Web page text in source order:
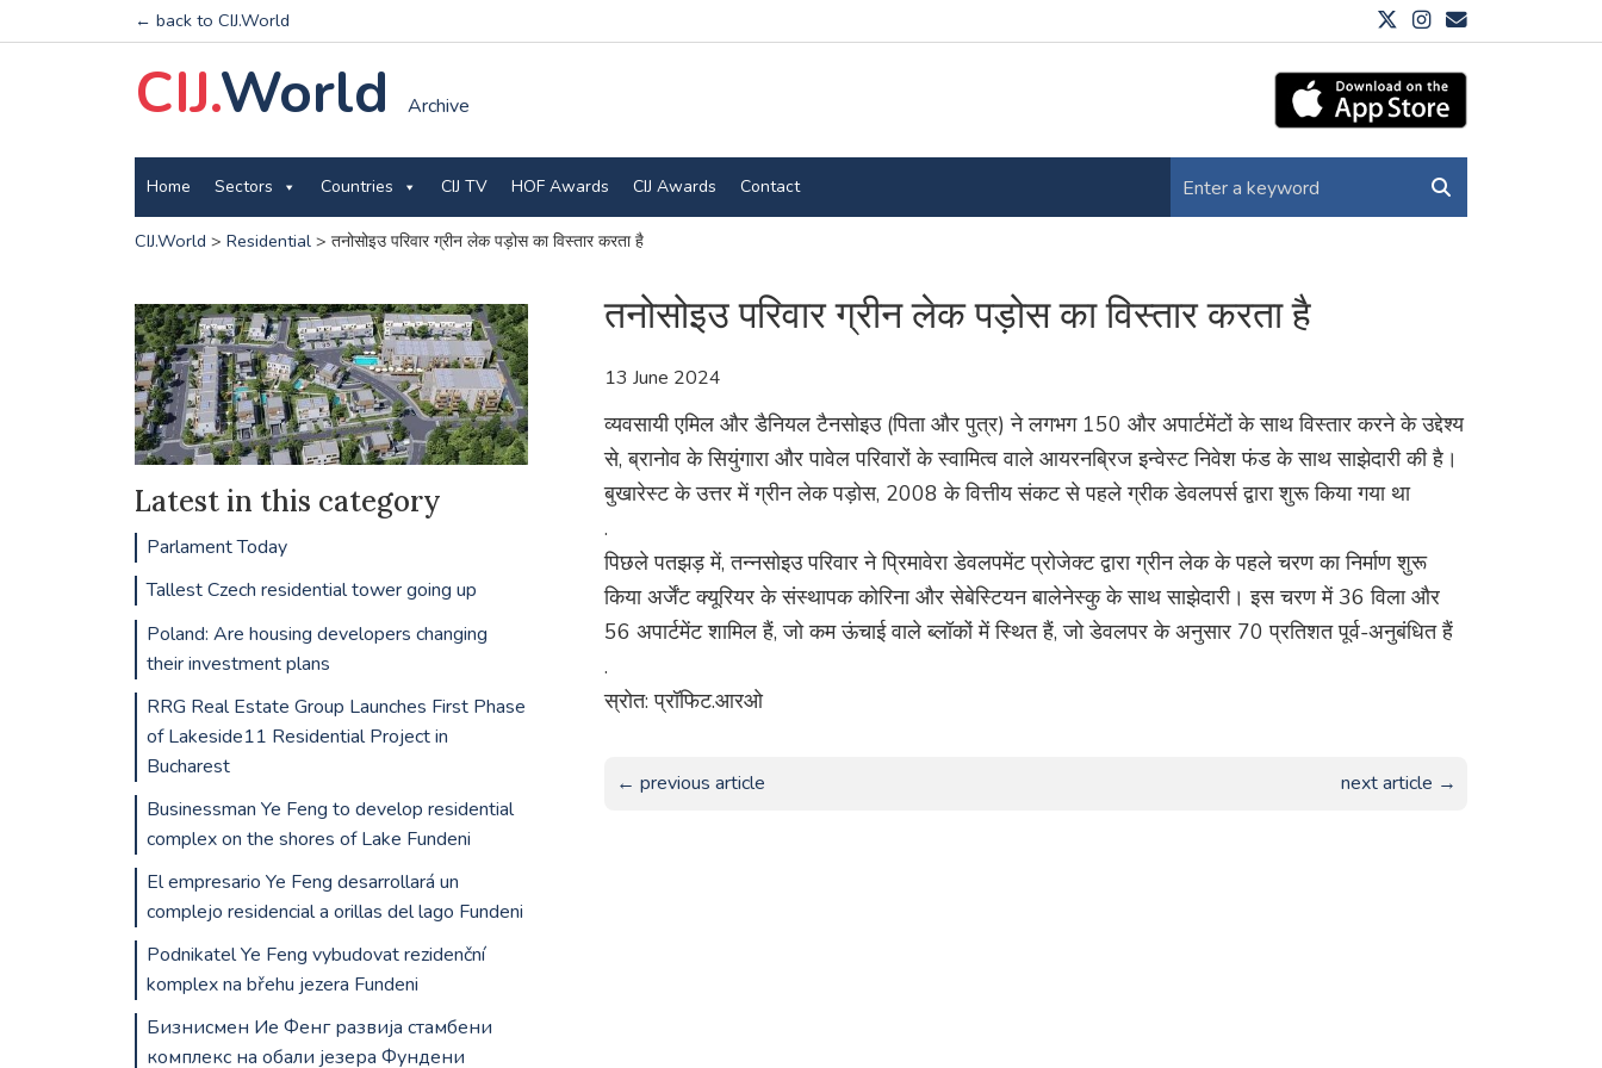
← back to CIJ.World
CIJ.World Archive
Home Sectors Countries CIJ TV HOF Awards CIJ Awards Contact
CIJ.World > Residential> तनोसोइउ परिवार ग्रीन लेक पड़ोस का विस्तार करता है
तनोसोइउ परिवार ग्रीन लेक पड़ोस का विस्तार करता है
13 June 2024
व्यवसायी एमिल और डैनियल टैनसोइउ (पिता और पुत्र) ने लगभग 150 और अपार्टमेंटों के साथ विस्तार करने के उद्देश्य
से, ब्रानोव के सियुंगारा और पावेल परिवारों के स्वामित्व वाले आयरनब्रिज इन्वेस्ट निवेश फंड के साथ साझेदारी की है।
बुखारेस्ट के उत्तर में ग्रीन लेक पड़ोस, 2008 के वित्तीय संकट से पहले ग्रीक डेवलपर्स द्वारा शुरू किया गया था
.
पिछले पतझड़ में, तन्नसोइउ परिवार ने प्रिमावेरा डेवलपमेंट प्रोजेक्ट द्वारा ग्रीन लेक के पहले चरण का निर्माण शुरू
किया अर्जेंट क्यूरियर के संस्थापक कोरिना और सेबेस्टियन बालेनेस्कु के साथ साझेदारी। इस चरण में 36 विला और
56 अपार्टमेंट शामिल हैं, जो कम ऊंचाई वाले ब्लॉकों में स्थित हैं, जो डेवलपर के अनुसार 70 प्रतिशत पूर्व-अनुबंधित हैं
.
स्रोत: प्रॉफिट.आरओ
← previous article next article →
Latest in this category
Parlament Today
Tallest Czech residential tower going up
Poland: Are housing developers changing
their investment plans
RRG Real Estate Group Launches First Phase
of Lakeside11 Residential Project in
Bucharest
Businessman Ye Feng to develop residential
complex on the shores of Lake Fundeni
El empresario Ye Feng desarrollará un
complejo residencial a orillas del lago Fundeni
Podnikatel Ye Feng vybudovat rezidenční
komplex na břehu jezera Fundeni
Бизнисмен Ие Фенг развија стамбени
комплекс на обали језера Фундени